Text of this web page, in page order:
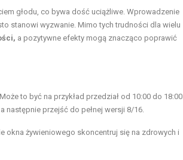
głodu, co bywa dość uciążliwe. Wprowadzenie
stanowi wyzwanie. Mimo tych trudności dla wielu
a pozytywne efekty mogą znacząco poprawić
to być na przykład przedział od 10:00 do 18:00.
przejść do pełnej wersji 8/16.
okna żywieniowego skoncentruj się na zdrowych i